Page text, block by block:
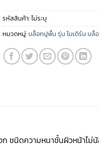
รหัสสินค้า:ไม่ระบุ
หมวดหมู่: บล็อกปูพื้น รุ่น โมเดิร์น บล็
ชนิดความหนาชั้นผิวหน้าไม่